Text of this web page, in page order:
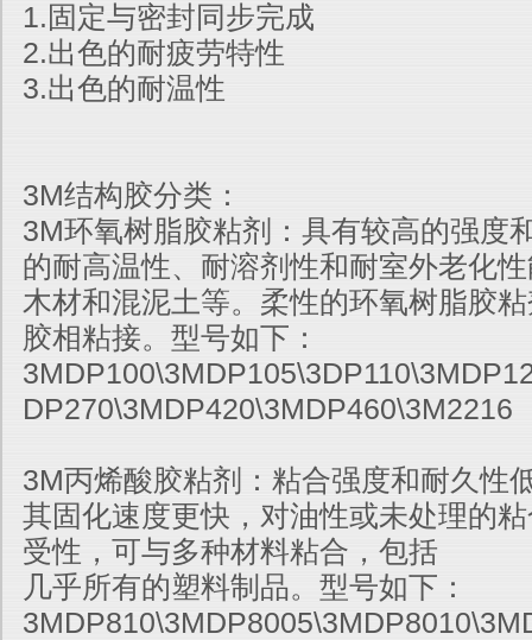
1.固定与密封同步完成
2.出色的耐疲劳特性
3.出色的耐温性
3M结构胶分类：
3M环氧树脂胶粘剂：具有较高的强度
的耐高温性、耐溶剂性和耐室外老化
木材和混泥土等。柔性的环氧树脂胶
胶相粘接。型号如下：
3MDP100\3MDP105\3DP110
DP270\3MDP420\3MDP460\3M2216
3M丙烯酸胶粘剂：粘合强度和耐久性
其固化速度更快，对油性或未处理的
受性，可与多种材料粘合，包括
几乎所有的塑料制品。 型号如下：